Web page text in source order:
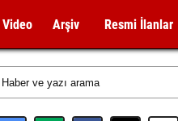
Video Arşiv Resmi İlanlar